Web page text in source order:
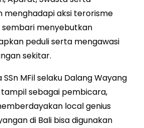
menghadapi aksi terorisme
sembari menyebutkan
peduli serta mengawasi
sekitar.
MFil selaku Dalang Wayang
tampil sebagai pembicara,
local genius
di Bali bisa digunakan